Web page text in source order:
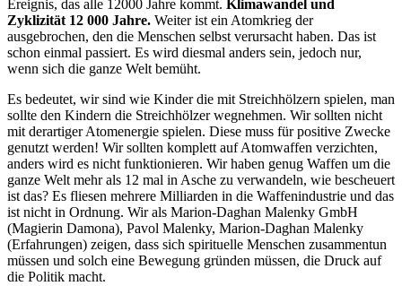
Ereignis, das alle 12000 Jahre kommt. Klimawandel und
Zyklizität 12 000 Jahre. Weiter ist ein Atomkrieg der
ausgebrochen, den die Menschen selbst verursacht haben. Das ist
schon einmal passiert. Es wird diesmal anders sein, jedoch nur,
wenn sich die ganze Welt bemüht.
Es bedeutet, wir sind wie Kinder die mit Streichhölzern spielen, man
sollte den Kindern die Streichhölzer wegnehmen. Wir sollten nicht
mit derartiger Atomenergie spielen. Diese muss für positive Zwecke
genutzt werden! Wir sollten komplett auf Atomwaffen verzichten,
anders wird es nicht funktionieren. Wir haben genug Waffen um die
ganze Welt mehr als 12 mal in Asche zu verwandeln, wie bescheuert
ist das? Es fliesen mehrere Milliarden in die Waffenindustrie und das
ist nicht in Ordnung. Wir als Marion-Daghan Malenky GmbH
(Magierin Damona), Pavol Malenky, Marion-Daghan Malenky
(Erfahrungen) zeigen, dass sich spirituelle Menschen zusammentun
müssen und solch eine Bewegung gründen müssen, die Druck auf
die Politik macht.